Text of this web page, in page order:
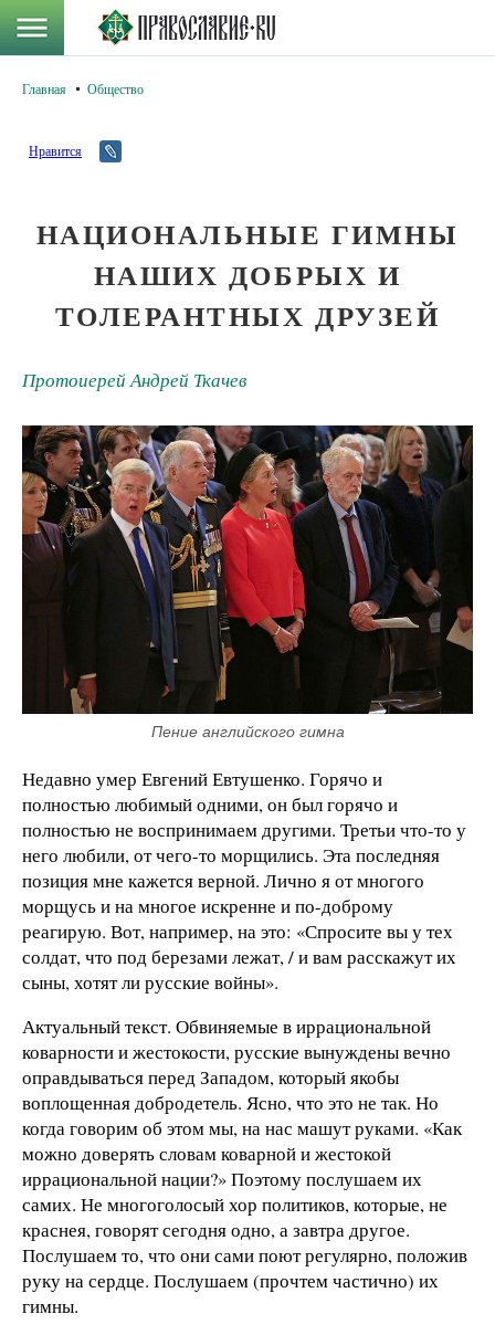
Главная Общество
Нравится
НАЦИОНАЛЬНЫЕ ГИМНЫ
НАШИХ ДОБРЫХ И
ТОЛЕРАНТНЫХ ДРУЗЕЙ
Протоиерей Андрей Ткачев
Пение английского гимна
Недавно умер Евгений Евтушенко. Горячо и
полностью любимый одними, он был горячо и
полностью не воспринимаем другими. Третьи что-то у
него любили, от чего-то морщились. Эта последняя
позиция мне кажется верной. Лично я от многого
морщусь и на многое искренне и по-доброму
реагирую. Вот, например, на это: «Спросите вы у тех
солдат, что под березами лежат, / и вам расскажут их
сыны, хотят ли русские войны».
Актуальный текст. Обвиняемые в иррациональной
коварности и жестокости, русские вынуждены вечно
оправдываться перед Западом, который якобы
воплощенная добродетель. Ясно, что это не так. Но
когда говорим об этом мы, на нас машут руками. «Как
можно доверять словам коварной и жестокой
иррациональной нации?» Поэтому послушаем их
самих. Не многоголосый хор политиков, которые, не
краснея, говорят сегодня одно, а завтра другое.
Послушаем то, что они сами поют регулярно, положив
руку на сердце. Послушаем (прочтем частично) их
гимны.